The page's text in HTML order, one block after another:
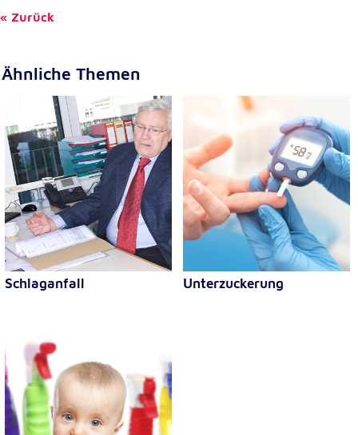
Zurück
Ähnliche Themen
Schlaganfall Unterzuckerung